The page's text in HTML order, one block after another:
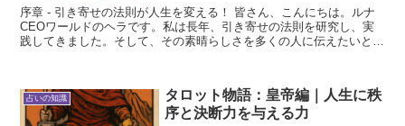
序章 - 引き寄せの法則が人生を変える！ 皆さん、こんにちは。ルナ
CEOワールドのヘラです。私は長年、引き寄せの法則を研究し、実
践してきました。そして、その素晴らしさを多くの人に伝えたいと思
占いの知識
タロット物語：皇帝編｜人生に秩
序と決断力を与える力